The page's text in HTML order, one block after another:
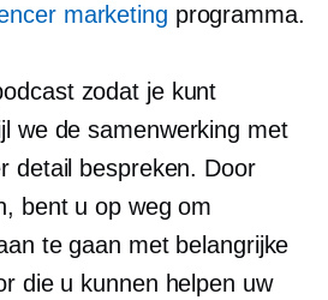
marketing programma.
zodat je kunt
we de samenwerking met
detail bespreken. Door
bent u op weg om
te gaan met belangrijke
die u kunnen helpen uw